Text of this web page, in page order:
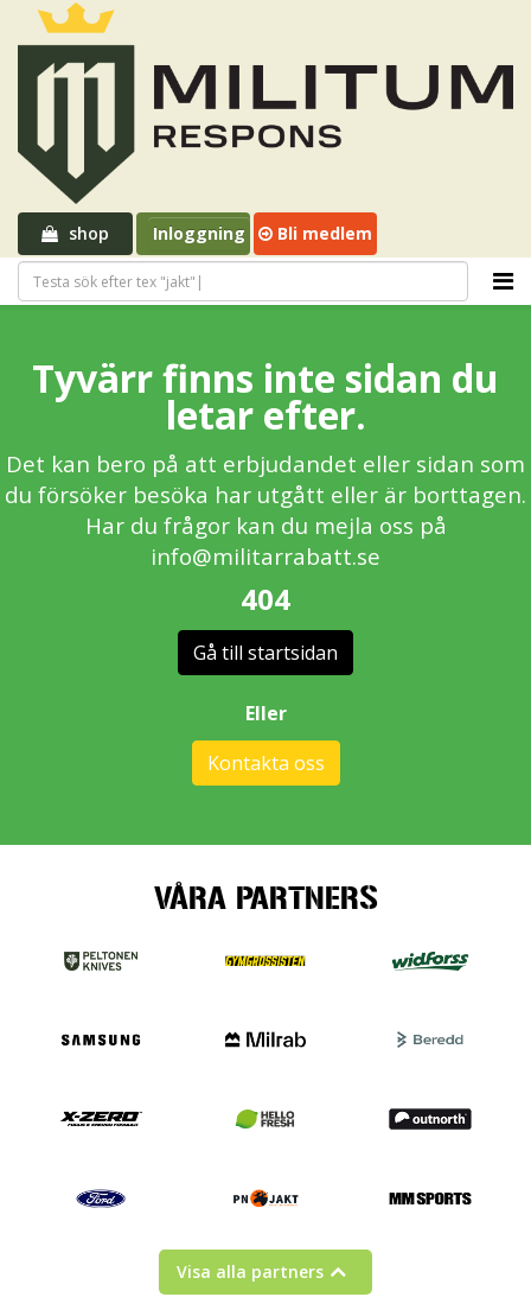
shop Inloggning Bli medlem
Tyvärr finns inte sidan du
letar efter.
Det kan bero på att erbjudandet eller sidan som
du försöker besöka har utgått eller är borttagen.
Har du frågor kan du mejla oss på
info@militarrabatt.se
404
Gå till startsidan
Eller
Kontakta oss
VÅRA PARTNERS
Visa alla partners